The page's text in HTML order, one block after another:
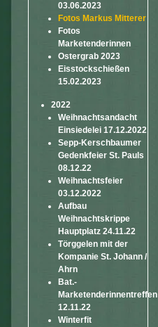
03.06.2023
Fotos Markus Mitterer
Fotos
Marketenderinnen
Ostergrab 2023
Eisstockschießen
15.02.2023
2022
Weihnachtsandacht
Einsiedelei 17.12.2022
Sepp-Kerschbaumer
Gedenkfeier St. Pauls
08.12.22
Weihnachtsfeier
03.12.2022
Aufbau
Weihnachtskrippe
Hauptplatz 24.11.22
Törggelen mit der
Kompanie St. Johann /
Ahrn
Bat.-
Marketenderinnentreffen
12.11.22
Winterfit